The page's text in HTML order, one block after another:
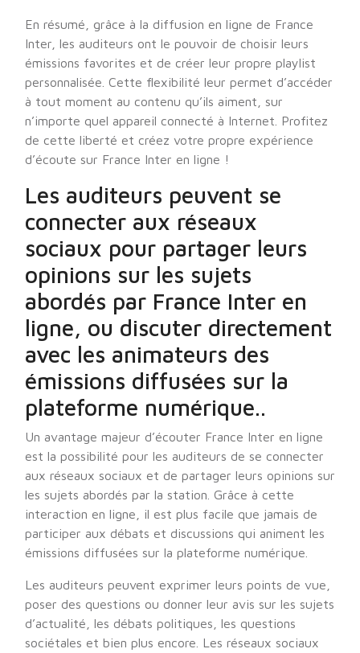
En résumé, grâce à la diffusion en ligne de France
Inter, les auditeurs ont le pouvoir de choisir leurs
émissions favorites et de créer leur propre playlist
personnalisée. Cette flexibilité leur permet d’accéder
à tout moment au contenu qu’ils aiment, sur
n’importe quel appareil connecté à Internet. Profitez
de cette liberté et créez votre propre expérience
d’écoute sur France Inter en ligne !
Les auditeurs peuvent se
connecter aux réseaux
sociaux pour partager leurs
opinions sur les sujets
abordés par France Inter en
ligne, ou discuter directement
avec les animateurs des
émissions diffusées sur la
plateforme numérique..
Un avantage majeur d’écouter France Inter en ligne
est la possibilité pour les auditeurs de se connecter
aux réseaux sociaux et de partager leurs opinions sur
les sujets abordés par la station. Grâce à cette
interaction en ligne, il est plus facile que jamais de
participer aux débats et discussions qui animent les
émissions diffusées sur la plateforme numérique.
Les auditeurs peuvent exprimer leurs points de vue,
poser des questions ou donner leur avis sur les sujets
d’actualité, les débats politiques, les questions
sociétales et bien plus encore. Les réseaux sociaux